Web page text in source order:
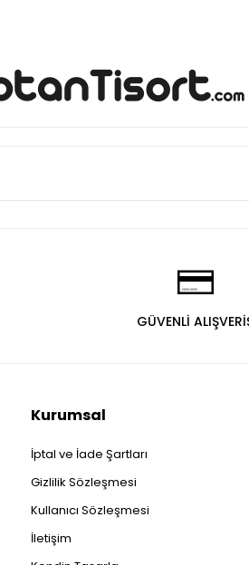
GÜVENLİ
Kurumsal
İptal ve İade Şartları
Gizlilik Sözleşmesi
Kullanıcı Sözleşmesi
İletişim